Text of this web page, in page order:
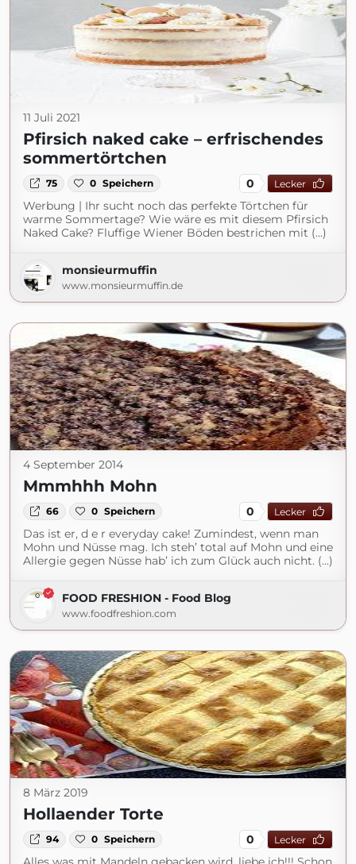
11 Juli 2021
Pfirsich naked cake – erfrischendes
sommertörtchen
75 0 Speichern 0 Lecker
Werbung | Ihr sucht noch das perfekte Törtchen für
warme Sommertage? Wie wäre es mit diesem Pfirsich
Naked Cake? Fluffige Wiener Böden bestrichen mit (...)
monsieurmuffin
www.monsieurmuffin.de
4 September 2014
Mmmhhh Mohn
66 0 Speichern 0 Lecker
Das ist er, d e r everyday cake! Zumindest, wenn man
Mohn und Nüsse mag. Ich steh’ total auf Mohn und eine
Allergie gegen Nüsse hab’ ich zum Glück auch nicht. (...)
FOOD FRESHION - Food Blog
www.foodfreshion.com
8 März 2019
Hollaender Torte
94 0 Speichern 0 Lecker